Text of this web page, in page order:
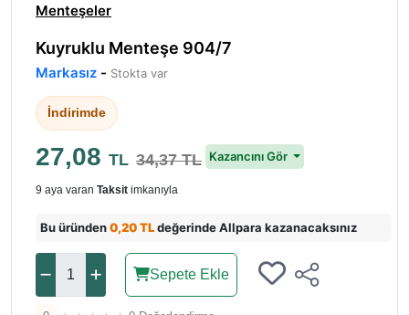
Menteşeler
Kuyruklu Menteşe 904/7
Markasız - Stokta var
İndirimde
27,08 TL 34,37 TL Kazancını Gör
9 aya varan Taksit imkanıyla
Bu üründen0,20 TLdeğerinde Allpara kazanacaksınız
Sepete Ekle